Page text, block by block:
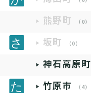
熊野町 （0）
坂町 （0）
神石高原町
竹原市 （4）